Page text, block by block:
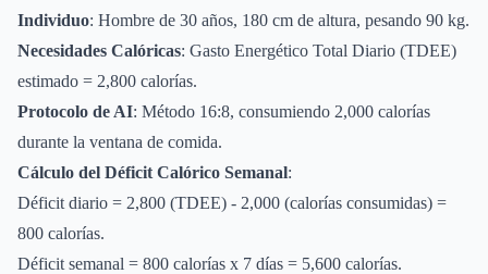
Individuo: Hombre de 30 años, 180 cm de altura, pesando 90 kg.
Necesidades Calóricas: Gasto Energético Total Diario (TDEE)
estimado = 2,800 calorías.
Protocolo de AI: Método 16:8, consumiendo 2,000 calorías
durante la ventana de comida.
Cálculo del Déficit Calórico Semanal:
Déficit diario = 2,800 (TDEE) - 2,000 (calorías consumidas) =
800 calorías.
Déficit semanal = 800 calorías x 7 días = 5,600 calorías.